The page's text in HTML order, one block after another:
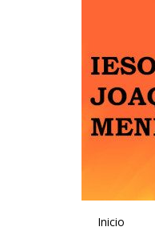
primary
navigation
main
content
primary
sidebar
footer
Inicio